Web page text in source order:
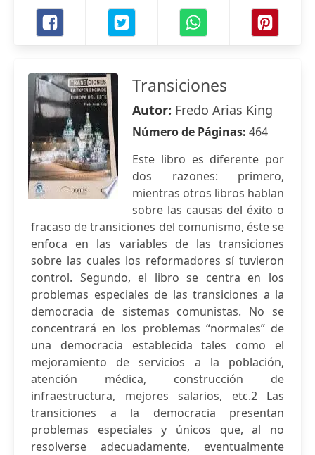
Transiciones
Autor: Fredo Arias King
Número de Páginas: 464
Este libro es diferente por
dos razones: primero,
mientras otros libros hablan
sobre las causas del éxito o
fracaso de transiciones del comunismo, éste se
enfoca en las variables de las transiciones
sobre las cuales los reformadores sí tuvieron
control. Segundo, el libro se centra en los
problemas especiales de las transiciones a la
democracia de sistemas comunistas. No se
concentrará en los problemas “normales” de
una democracia establecida tales como el
mejoramiento de servicios a la población,
atención médica, construcción de
infraestructura, mejores salarios, etc.2 Las
transiciones a la democracia presentan
problemas especiales y únicos que, al no
resolverse adecuadamente, eventualmente